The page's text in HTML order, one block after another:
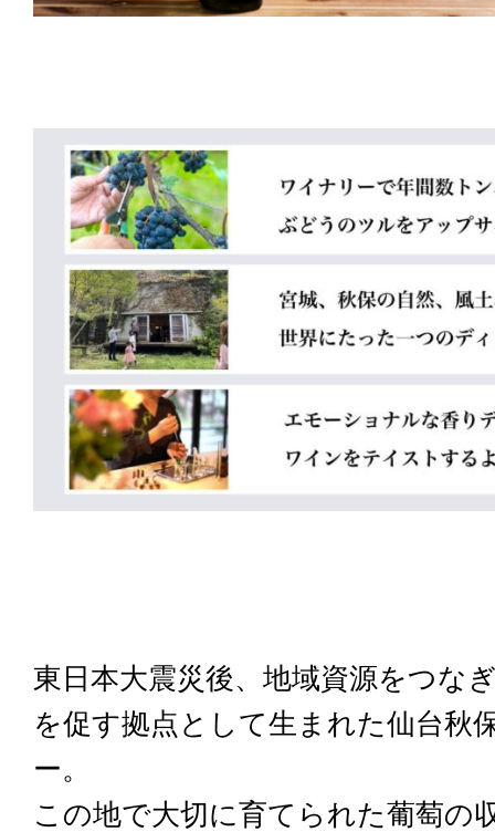
東日本大震災後、地域資源をつな
を促す拠点として生まれた仙台秋
ー。
この地で大切に育てられた葡萄の